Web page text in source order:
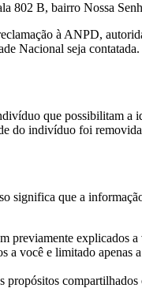
802 B, bairro Nossa
à ANPD,
Nacional seja
que possibilitam
do indivíduo foi
significa que a
previamente explicados
a você e limitado apenas a
propósitos compartilhados